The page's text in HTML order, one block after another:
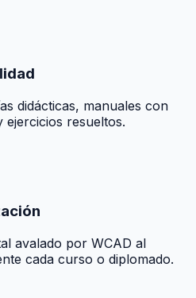
didácticas, manuales con
ejercicios resueltos.
avalado por WCAD al
cada curso o diplomado.